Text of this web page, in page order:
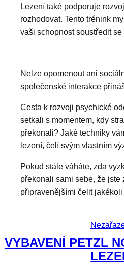
Lezení také podporuje
rozhodovat. Tento trénink
vaši schopnost soustředit
Nelze opomenout ani
společenské interakce
Cesta k rozvoji psychické
setkali s momentem, kdy
překonali? Jaké techniky
lezení, čelí svým vlastním
Pokud stále váháte, zda
překonali sami sebe, že
připravenějšími čelit
VYBAVENÍ PETZL